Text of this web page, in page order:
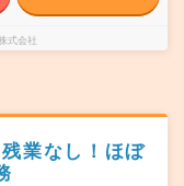
式会社
業なし！ほぼ